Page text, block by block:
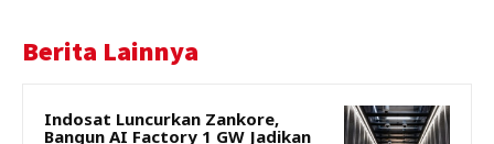
Berita Lainnya
Indosat Luncurkan Zankore,
Bangun AI Factory 1 GW Jadikan